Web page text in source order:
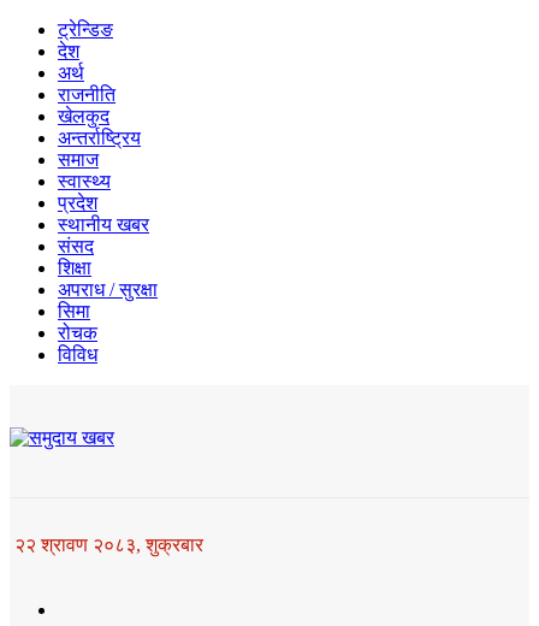
ट्रेन्डिङ
देश
अर्थ
राजनीति
खेलकुद
अन्तर्राष्ट्रिय
समाज
स्वास्थ्य
प्रदेश
स्थानीय खबर
संसद
शिक्षा
अपराध / सुरक्षा
सिमा
रोचक
विविध
२२ श्रावण २०८३, शुक्रबार